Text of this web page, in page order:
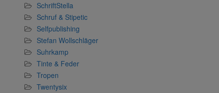
SchriftStella
Schruf & Stipetic
Selfpublishing
Stefan Wollschläger
Suhrkamp
Tinte & Feder
Tropen
Twentysix